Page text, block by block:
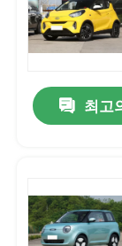
품질 관리
뉴스
견적 요청
최고